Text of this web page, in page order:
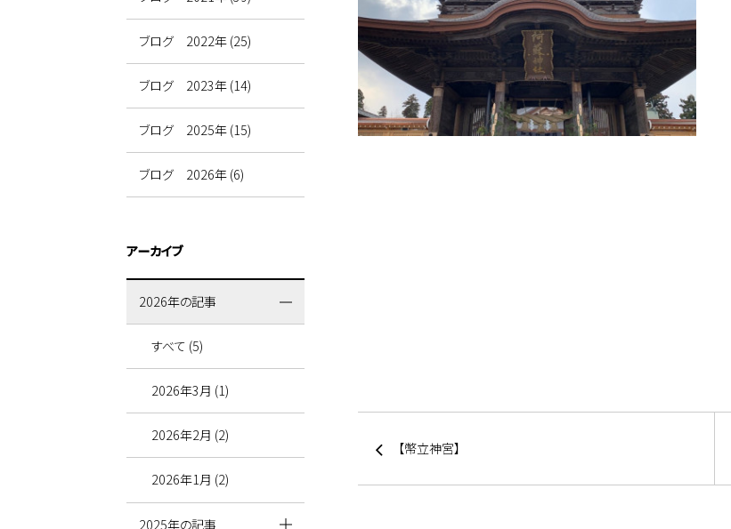
【幣立神宮】
ブログ 2022年 (25)
ブログ 2023年 (14)
ブログ 2025年 (15)
ブログ 2026年 (6)
アーカイブ
2026年の記事
すべて (5)
2026年3月 (1)
2026年2月 (2)
2026年1月 (2)
2025年の記事